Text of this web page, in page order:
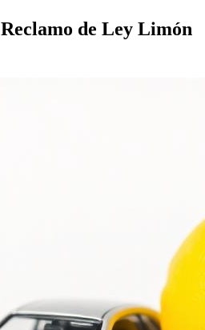
Reclamo de Ley Limón